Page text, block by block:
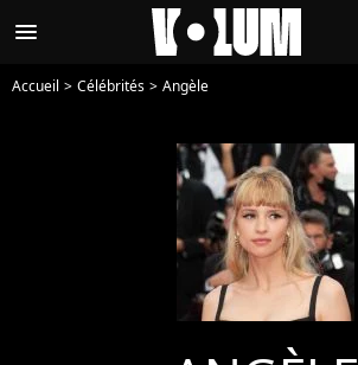
menu
Accueil Célébrités Angèle